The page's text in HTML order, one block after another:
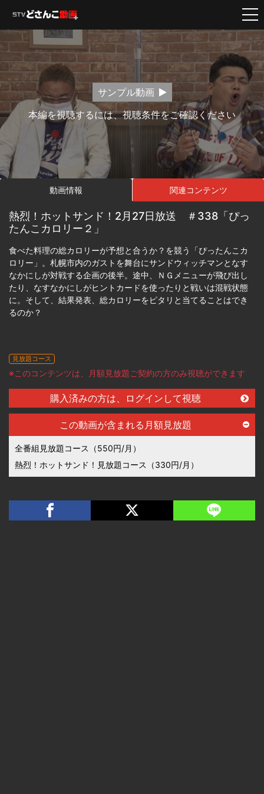
サンプル動画
本編を視聴するには、視聴条件をご確認ください
動画情報 関連コンテンツ
熱烈！ホットサンド！2月27日放送 ＃338「ぴっ
たんこカロリー２」
食べた料理の総カロリーが予想と合うか？を競う「ぴったんこカ
ロリー」。札幌市内のガストを舞台にサンドウィッチマンとなす
なかにしが対戦する企画の後半。途中、ＮＧメニューが飛び出し
たり、なすなかにしがヒントカードを使ったりと戦いは混戦状態
に。そして、結果発表、総カロリーをピタリと当てることはでき
るのか？
見放題コース
※このコンテンツは、月額見放題ご契約の方のみ視聴ができます
購入済みの方は、ログインして視聴
この動画が含まれる月額見放題
全番組見放題コース（550円/月）
熱烈！ホットサンド！見放題コース（330円/月）